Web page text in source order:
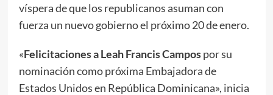
víspera de que los republicanos asuman con
fuerza un nuevo gobierno el próximo 20 de enero.
«Felicitaciones a Leah Francis Campospor su
nominación como próxima Embajadora de
Estados Unidos en República Dominicana», inicia